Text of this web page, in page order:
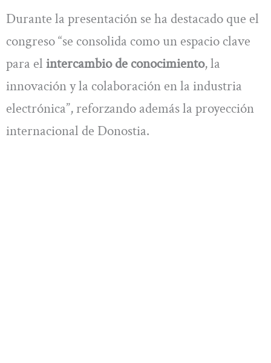
Durante la presentación se ha destacado que el
congreso “se consolida como un espacio clave
para el intercambio de conocimiento, la
innovación y la colaboración en la industria
electrónica”, reforzando además la proyección
internacional de Donostia.